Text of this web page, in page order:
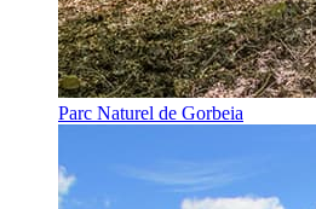
Parc Naturel de Gorbeia